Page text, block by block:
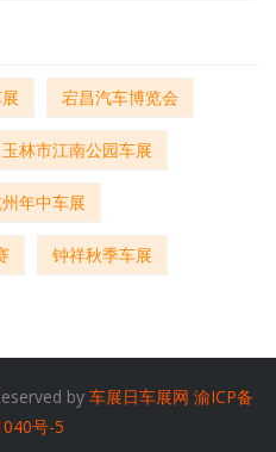
宕昌汽车博览会
玉林市江南公园车展
年中车展
钟祥秋季车展
by 车展日车展网 渝ICP备
号-5